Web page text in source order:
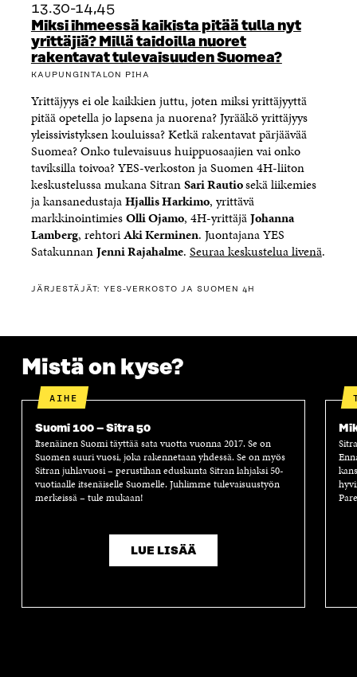
13.30-14,45
Miksi ihmeessä kaikista pitää tulla nyt
yrittäjiä? Millä taidoilla nuoret
rakentavat tulevaisuuden Suomea?
KAUPUNGINTALON PIHA
Yrittäjyys ei ole kaikkien juttu, joten miksi yrittäjyyttä
pitää opetella jo lapsena ja nuorena? Jyrääkö yrittäjyys
yleissivistyksen kouluissa? Ketkä rakentavat pärjäävää
Suomea? Onko tulevaisuus huippuosaajien vai onko
taviksilla toivoa? YES-verkoston ja Suomen 4H-liiton
keskustelussa mukana SitranSari Rautiosekä liikemies
ja kansanedustajaHjallis Harkimo, yrittävä
markkinointimiesOlli Ojamo, 4H-yrittäjäJohanna
Lamberg, rehtoriAki Kerminen. Juontajana YES
SatakunnanJenni Rajahalme. Seuraa keskustelua livenä.
JÄRJESTÄJÄT: YES-VERKOSTO JA SUOMEN 4H
Mistä on kyse?
AIHE
Suomi 100 – Sitra 50
Itsenäinen Suomi täyttää sata vuotta vuonna 2017. Se on
Suomen suuri vuosi, joka rakennetaan yhdessä. Se on myös
Sitran juhlavuosi – perustihan eduskunta Sitran lahjaksi 50-
vuotiaalle itsenäiselle Suomelle. Juhlimme tulevaisuustyön
merkeissä – tule mukaan!
LUE LISÄÄ